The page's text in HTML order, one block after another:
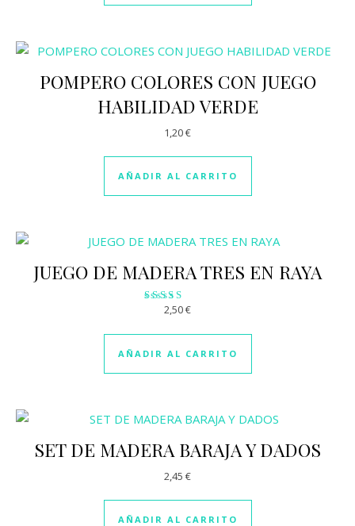
POMPERO COLORES CON JUEGO
HABILIDAD VERDE
1,20€
AÑADIR AL CARRITO
JUEGO DE MADERA TRES EN RAYA
Valorado
3.00
de 5
2,50€
AÑADIR AL CARRITO
SET DE MADERA BARAJA Y DADOS
2,45 €
AÑADIR AL CARRITO